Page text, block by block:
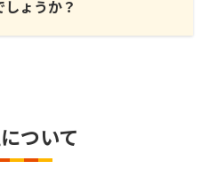
ょうか？
ついて